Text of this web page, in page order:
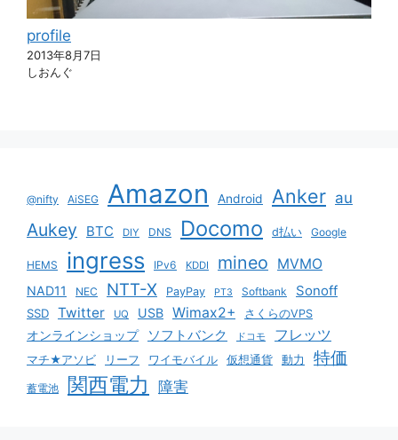
profile
2013年8月7日
しおんぐ
@nifty AiSEG Amazon Android Anker au
Aukey BTC DIY DNS Docomo d払い Google
HEMS ingress IPv6 KDDI mineo MVMO
NAD11 NEC NTT-X PayPay PT3 Softbank Sonoff
SSD Twitter UQ USB Wimax2+ さくらのVPS
オンラインショップ ソフトバンク ドコモ フレッツ
マチ★アソビ リーフ ワイモバイル 仮想通貨 動力 特価
蓄電池 関西電力 障害